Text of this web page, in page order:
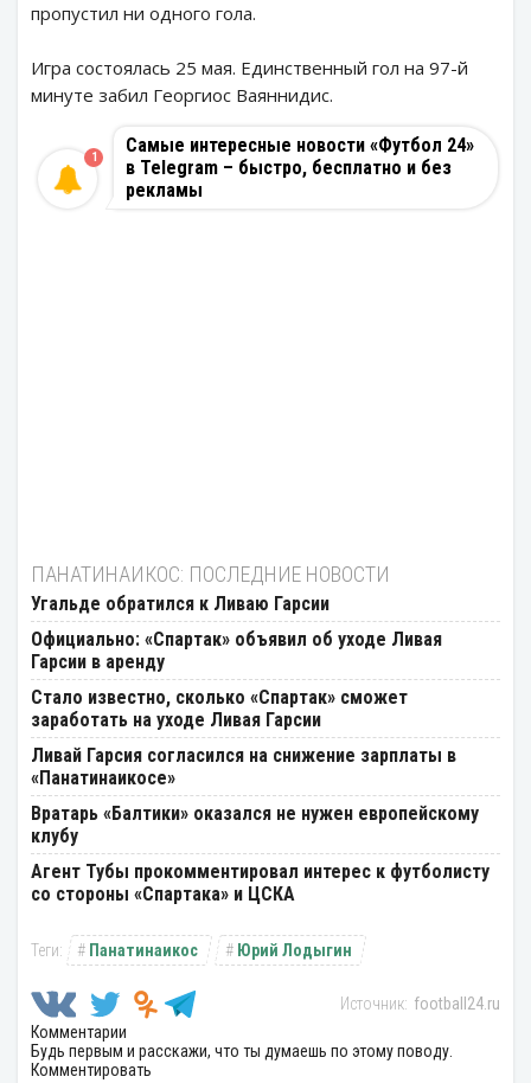
пропустил ни одного гола.
Игра состоялась 25 мая. Единственный гол на 97-й
минуте забил Георгиос Ваяннидис.
Самые интересные новости «Футбол 24»
в Telegram – быстро, бесплатно и без
рекламы
1
ПАНАТИНАИКОС: ПОСЛЕДНИЕ НОВОСТИ
Угальде обратился к Ливаю Гарсии
Официально: «Спартак» объявил об уходе Ливая
Гарсии в аренду
Стало известно, сколько «Спартак» сможет
заработать на уходе Ливая Гарсии
Ливай Гарсия согласился на снижение зарплаты в
«Панатинаикосе»
Вратарь «Балтики» оказался не нужен европейскому
клубу
Агент Тубы прокомментировал интерес к футболисту
со стороны «Спартака» и ЦСКА
Панатинаикос Юрий Лодыгин
football24.ru
Комментарии
Будь первым и расскажи, что ты думаешь по этому поводу.
Комментировать